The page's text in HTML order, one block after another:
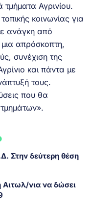
τμήματα Αγρινίου.
κοινωνίας για
ανάγκη από
απρόσκοπτη,
συνέχιση της
και πάντα με
τους.
που θα
Στην δεύτερη θέση
νια να δώσει